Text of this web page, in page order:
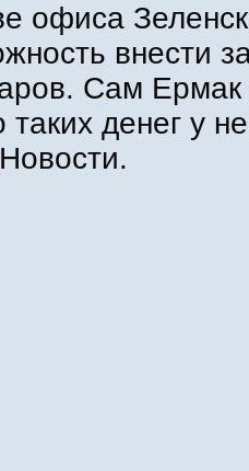
офиса
внести
Сам Ермак
денег у